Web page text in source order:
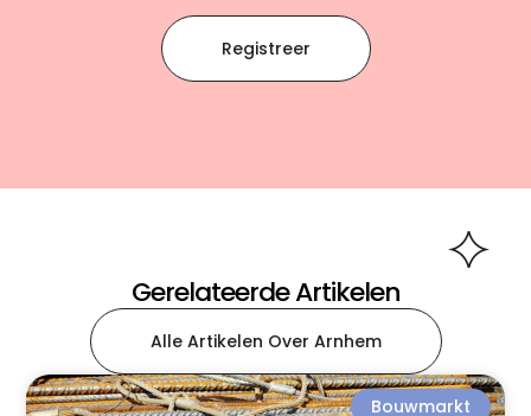
Registreer
Gerelateerde Artikelen
Alle Artikelen Over Arnhem
Bouwmarkt